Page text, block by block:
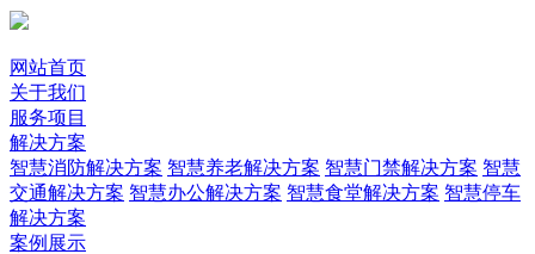
网站首页
关于我们
服务项目
解决方案
智慧消防解决方案 智慧养老解决方案 智慧门禁解决方案 智慧
交通解决方案 智慧办公解决方案 智慧食堂解决方案 智慧停车
解决方案
案例展示